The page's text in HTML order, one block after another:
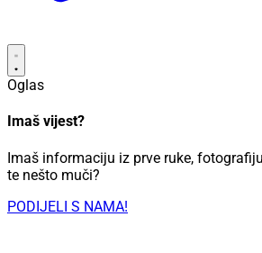
Oglas
Imaš vijest?
Imaš informaciju iz prve ruke,
te nešto muči?
PODIJELI S NAMA!